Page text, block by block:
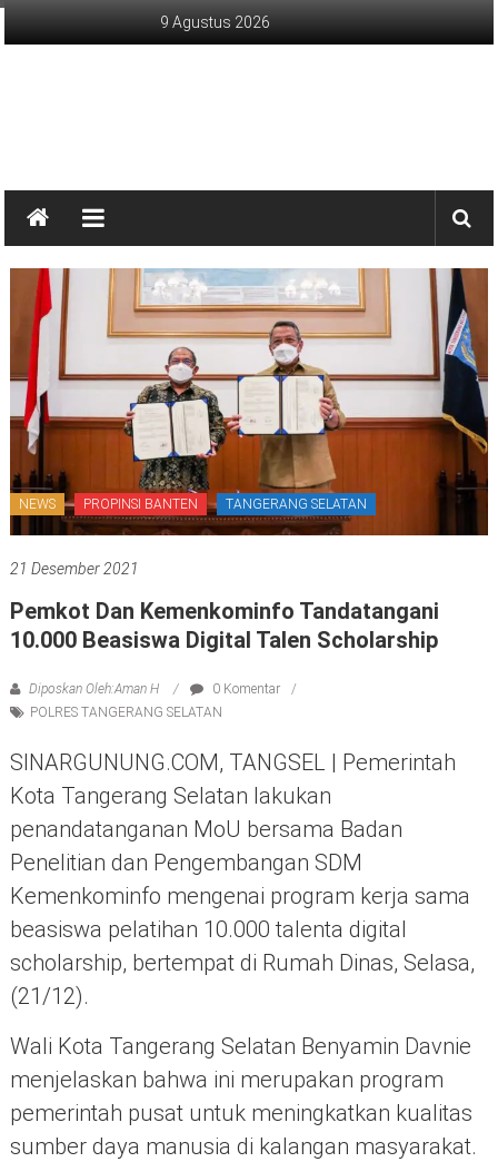
Lompat
9 Agustus 2026
jujur
terpercaya
NEWS PROPINSI BANTEN TANGERANG SELATAN
21 Desember 2021
Pemkot Dan Kemenkominfo Tandatangani
10.000 Beasiswa Digital Talen Scholarship
Diposkan Oleh:Aman H
0 Komentar
POLRES TANGERANG SELATAN
SINARGUNUNG.COM, TANGSEL | Pemerintah
Kota Tangerang Selatan lakukan
penandatanganan MoU bersama Badan
Penelitian dan Pengembangan SDM
Kemenkominfo mengenai program kerja sama
beasiswa pelatihan 10.000 talenta digital
scholarship, bertempat di Rumah Dinas, Selasa,
(21/12).
Wali Kota Tangerang Selatan Benyamin Davnie
menjelaskan bahwa ini merupakan program
pemerintah pusat untuk meningkatkan kualitas
sumber daya manusia di kalangan masyarakat.